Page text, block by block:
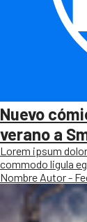
Nuevo
verano a
Lorem ipsum
commodo ligula
Nombre Autor -